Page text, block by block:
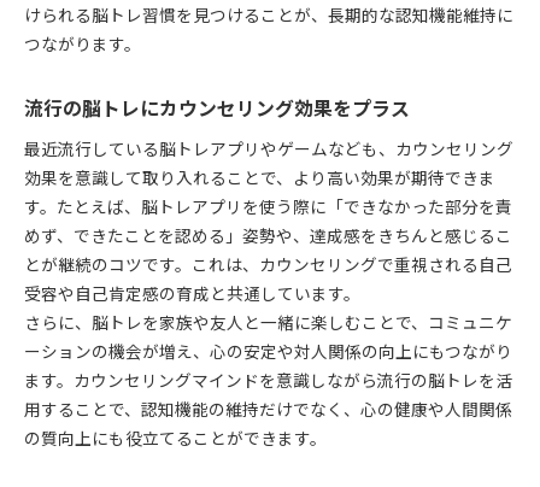
けられる脳トレ習慣を見つけることが、長期的な認知機能維持に
つながります。
流行の脳トレにカウンセリング効果をプラス
最近流行している脳トレアプリやゲームなども、カウンセリング
効果を意識して取り入れることで、より高い効果が期待できま
す。たとえば、脳トレアプリを使う際に「できなかった部分を責
めず、できたことを認める」姿勢や、達成感をきちんと感じるこ
とが継続のコツです。これは、カウンセリングで重視される自己
受容や自己肯定感の育成と共通しています。
さらに、脳トレを家族や友人と一緒に楽しむことで、コミュニケ
ーションの機会が増え、心の安定や対人関係の向上にもつながり
ます。カウンセリングマインドを意識しながら流行の脳トレを活
用することで、認知機能の維持だけでなく、心の健康や人間関係
の質向上にも役立てることができます。